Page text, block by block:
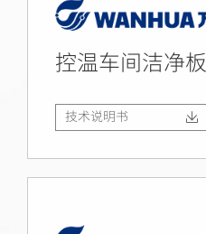
控温车间洁净板
技术说明书